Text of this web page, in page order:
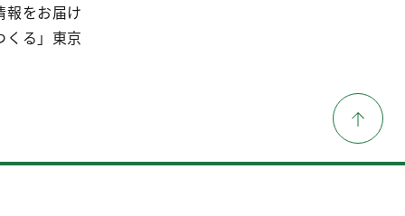
報をお届け
くる」東京